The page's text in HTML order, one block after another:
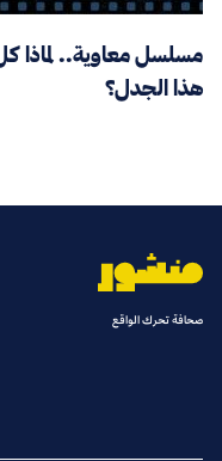
مسلسل معاوية.. لماذا كل
هذا الجدل؟
صحافة تحرك الواقع